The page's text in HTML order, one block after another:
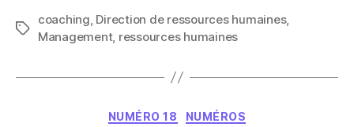
Étiquettes
coaching, Direction de ressources humaines,
Management, ressources humaines
Catégories
NUMÉRO 18 NUMÉROS